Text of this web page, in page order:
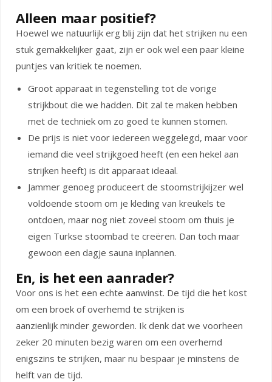
Alleen maar positief?
Hoewel we natuurlijk erg blij zijn dat het strijken nu een
stuk gemakkelijker gaat, zijn er ook wel een paar kleine
puntjes van kritiek te noemen.
Groot apparaat in tegenstelling tot de vorige
strijkbout die we hadden. Dit zal te maken hebben
met de techniek om zo goed te kunnen stomen.
De prijs is niet voor iedereen weggelegd, maar voor
iemand die veel strijkgoed heeft (en een hekel aan
strijken heeft) is dit apparaat ideaal.
Jammer genoeg produceert de stoomstrijkijzer wel
voldoende stoom om je kleding van kreukels te
ontdoen, maar nog niet zoveel stoom om thuis je
eigen Turkse stoombad te creëren. Dan toch maar
gewoon een dagje sauna inplannen.
En, is het een aanrader?
Voor ons is het een echte aanwinst. De tijd die het kost
om een broek of overhemd te strijken is
aanzienlijk minder geworden. Ik denk dat we voorheen
zeker 20 minuten bezig waren om een overhemd
enigszins te strijken, maar nu bespaar je minstens de
helft van de tijd.